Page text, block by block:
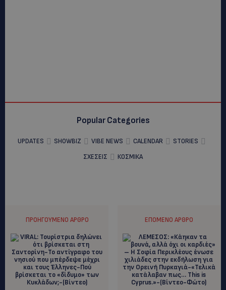
Popular Categories
UPDATES SHOWBIZ VIBE NEWS CALENDAR
STORIES
ΣΧΕΣΕΙΣ
ΚΟΣΜΙΚΑ
ΠΡΟΗΓΟΎΜΕΝΟ ΆΡΘΡΟ ΕΠΌΜΕΝΟ ΆΡΘΡΟ